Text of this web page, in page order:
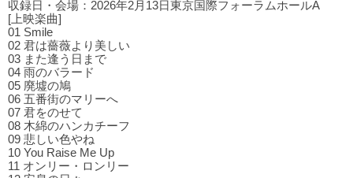
収録日・会場：2026年2月13日東京国際フォーラムホールA
[上映楽曲]
01 Smile
02 君は薔薇より美しい
03 また逢う⽇まで
04 ⾬のバラード
05 廃墟の鳩
06 五番街のマリーへ
07 君をのせて
08 木綿のハンカチーフ
09 悲しい⾊やね
10 You Raise Me Up
11 オンリー・ロンリー